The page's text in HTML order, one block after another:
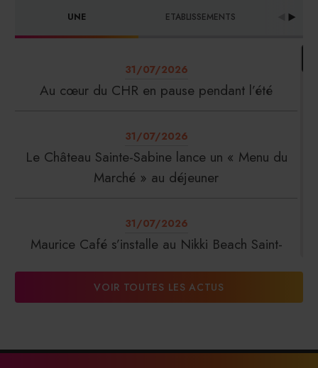
UNE ETABLISSEMENTS
31/07/2026
Au cœur du CHR en pause pendant l’été
31/07/2026
Le Château Sainte-Sabine lance un « Menu du
Marché » au déjeuner
31/07/2026
Maurice Café s’installe au Nikki Beach Saint-
d’euros de chiffre d’affaires
VOIR TOUTES LES ACTUS